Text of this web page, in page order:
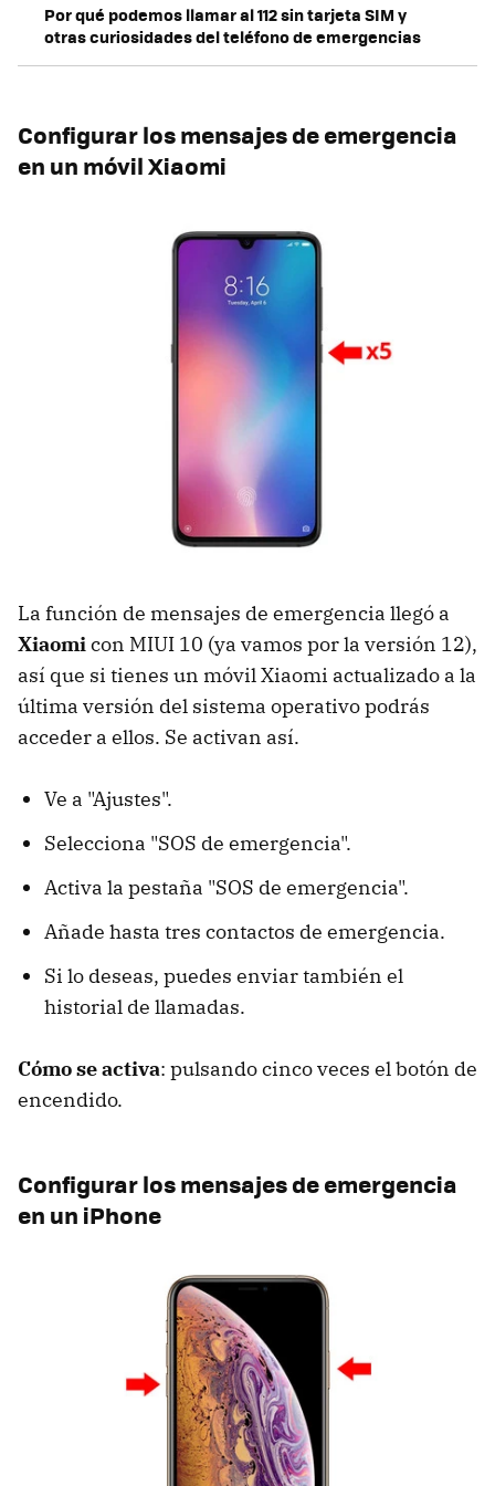
Por qué podemos llamar al 112 sin tarjeta SIM y
otras curiosidades del teléfono de emergencias
Configurar los mensajes de emergencia
en un móvil Xiaomi
La función de mensajes de emergencia llegó a
Xiaomicon MIUI 10 (ya vamos por la versión 12),
así que si tienes un móvil Xiaomi actualizado a la
última versión del sistema operativo podrás
acceder a ellos. Se activan así.
Ve a "Ajustes".
Selecciona "SOS de emergencia".
Activa la pestaña "SOS de emergencia".
Añade hasta tres contactos de emergencia.
Si lo deseas, puedes enviar también el
historial de llamadas.
Cómo se activa: pulsando cinco veces el botón de
encendido.
Configurar los mensajes de emergencia
en un iPhone